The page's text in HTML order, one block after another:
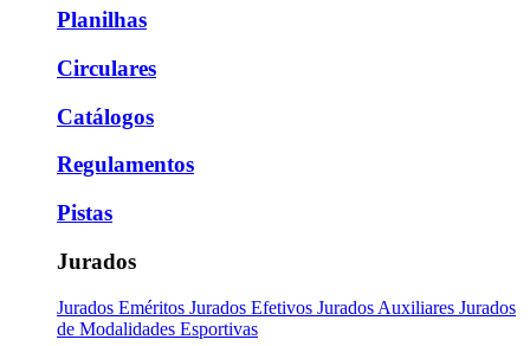
Planilhas
Circulares
Catálogos
Regulamentos
Pistas
Jurados
Jurados Eméritos Jurados Efetivos Jurados Auxiliares Jurados
de Modalidades Esportivas